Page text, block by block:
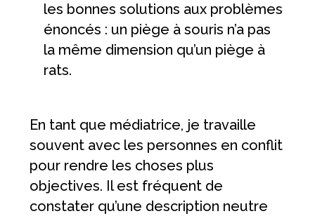
les bonnes solutions aux problèmes
énoncés : un piège à souris n’a pas
la même dimension qu’un piège à
rats.
En tant que médiatrice, je travaille
souvent avec les personnes en conflit
pour rendre les choses plus
objectives. Il est fréquent de
constater qu’une description neutre